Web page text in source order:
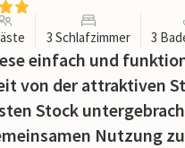
3 Schlafzimmer 3
einfach und
von der attraktiven
Stock
Nutzung